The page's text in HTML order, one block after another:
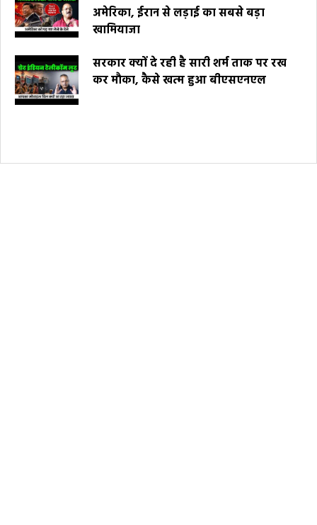
अमेरिका, ईरान से लड़ाई का सबसे बड़ा
खामियाजा
सरकार क्यों दे रही है सारी शर्म ताक पर रख
कर मौका, कैसे खत्म हुआ बीएसएनएल